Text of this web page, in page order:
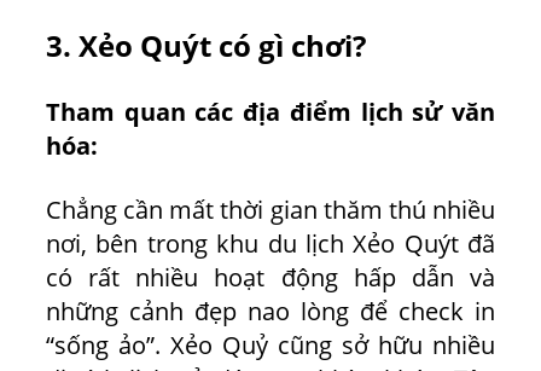
3. Xẻo Quýt có gì chơi?
Tham quan các địa điểm lịch sử văn
hóa:
Chẳng cần mất thời gian thăm thú nhiều
nơi, bên trong khu du lịch Xẻo Quýt đã
có rất nhiều hoạt động hấp dẫn và
những cảnh đẹp nao lòng để check in
“sống ảo”. Xẻo Quỷ cũng sở hữu nhiều